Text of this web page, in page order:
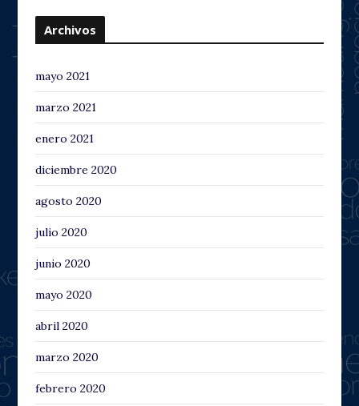
Archivos
mayo 2021
marzo 2021
enero 2021
diciembre 2020
agosto 2020
julio 2020
junio 2020
mayo 2020
abril 2020
marzo 2020
febrero 2020